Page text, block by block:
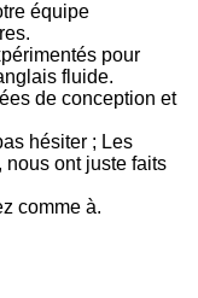
équipe
pour
fluide.
de conception et
hésiter ; Les
ont juste faits
comme à.